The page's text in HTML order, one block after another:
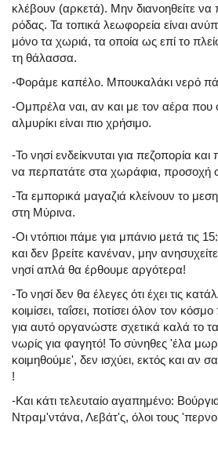
κλέβουν (αρκετά). Μην διανοηθείτε να
ρόδας. Τα τοπικά λεωφορεία είναι
μόνο τα χωριά, τα οποία ως επί το
τη θάλασσα.
-Φοράμε καπέλο. Μπουκαλάκι νερό
-Ομπρέλα ναι, αν και με τον αέρα που
αλμυρίκι είναι πιο χρήσιμο.
-Το νησί ενδείκνυται για πεζοπορία
να περπατάτε στα χωράφια, προσοχή
-Τα εμπορικά μαγαζιά κλείνουν το
στη Μύρινα.
-Οι ντόπιοι πάμε για μπάνιο μετά τις
και δεν βρείτε κανέναν, μην
νησί απλά θα έρθουμε αργότερα!
-Το νησί δεν θα έλεγες ότι έχει τις
κοιμίσει, ταΐσει, ποτίσει όλον τον
για αυτό οργανώστε σχετικά καλά το
νωρίς για φαγητό! Το σύνηθες 'έλα
κοιμηθούμε', δεν ισχύει, εκτός και αν
!
-Και κάτι τελευταίο αγαπημένο:
Ντραμ'ντάνα, Λεβάτ'ς, όλοι τους